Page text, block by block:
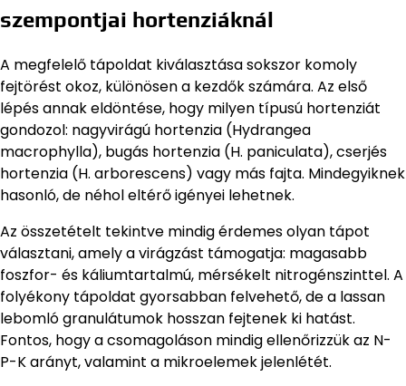
szempontjai hortenziáknál
A megfelelő tápoldat kiválasztása sokszor komoly
fejtörést okoz, különösen a kezdők számára. Az első
lépés annak eldöntése, hogy milyen típusú hortenziát
gondozol: nagyvirágú hortenzia (Hydrangea
macrophylla), bugás hortenzia (H. paniculata), cserjés
hortenzia (H. arborescens) vagy más fajta. Mindegyiknek
hasonló, de néhol eltérő igényei lehetnek.
Az összetételt tekintve mindig érdemes olyan tápot
választani, amely a virágzást támogatja: magasabb
foszfor- és káliumtartalmú, mérsékelt nitrogénszinttel. A
folyékony tápoldat gyorsabban felvehető, de a lassan
lebomló granulátumok hosszan fejtenek ki hatást.
Fontos, hogy a csomagoláson mindig ellenőrizzük az N-
P-K arányt, valamint a mikroelemek jelenlétét.